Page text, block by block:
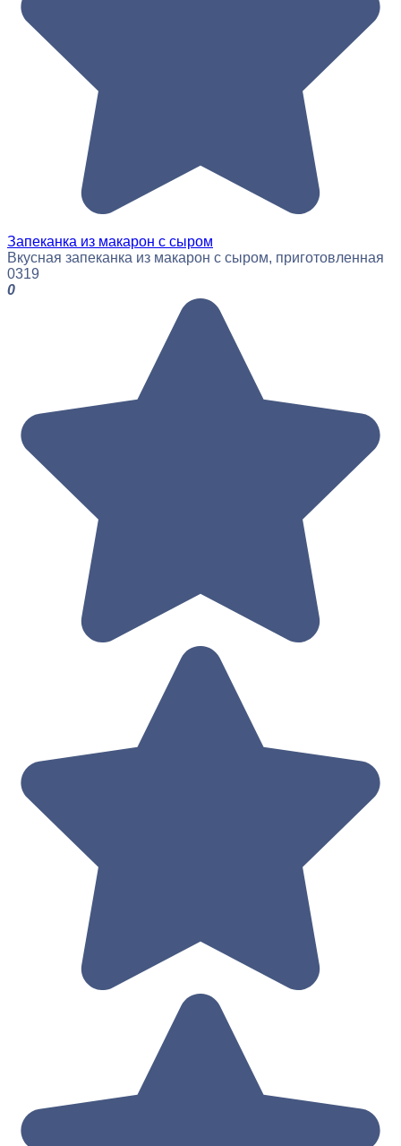
Запеканка из макарон с сыром
Вкусная запеканка из макарон с сыром, приготовленная
0319
0